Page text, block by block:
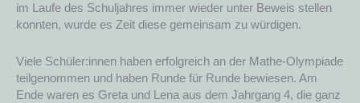
im Laufe des Schuljahres immer wieder unter Beweis stellen
konnten, wurde es Zeit diese gemeinsam zu würdigen.
Viele Schüler:innen haben erfolgreich an der Mathe-Olympiade
teilgenommen und haben Runde für Runde bewiesen. Am
Ende waren es Greta und Lena aus dem Jahrgang 4, die ganz